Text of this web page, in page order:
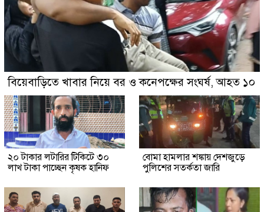
বিয়েবাড়িতে খাবার নিয়ে বর ও কনেপক্ষের সংঘর্ষ, আহত ১০
২০ টাকার লটারির টিকিটে ৩০
লাখ টাকা পাচ্ছেন কৃষক হানিফ
বোমা হামলার শঙ্কায় দেশজুড়ে
পুলিশের সতর্কতা জারি